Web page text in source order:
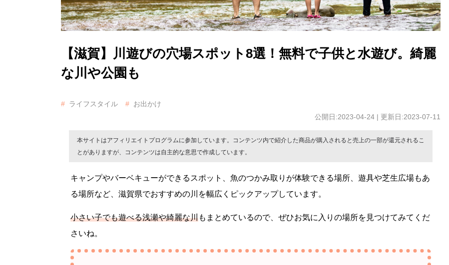
【滋賀】川遊びの穴場スポット8選！無料で子供と水遊び。綺麗
な川や公園も
ライフスタイル
お出かけ
公開日:2023-04-24 | 更新日:2023-07-11
本サイトはアフィリエイトプログラムに参加しています。コンテンツ内で紹介した商品が購入されると売上の一部が還元されるこ
とがありますが、コンテンツは自主的な意思で作成しています。
キャンプやバーベキューができるスポット、魚のつかみ取りが体験できる場所、遊具や芝生広場もあ
る場所など、滋賀県でおすすめの川を幅広くピックアップしています。
小さい子でも遊べる浅瀬や綺麗な川もまとめているので、ぜひお気に入りの場所を見つけてみてくだ
さいね。